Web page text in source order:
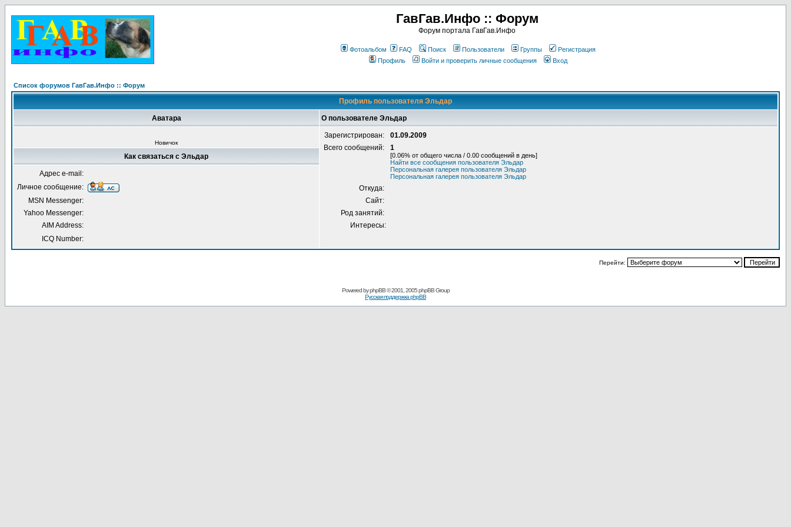
ГавГав.Инфо :: Форум
Форум портала ГавГав.Инфо
Фотоальбом FAQ Поиск Пользователи Группы
Регистрация
Профиль
Войти и проверить личные сообщения Вход
Список форумов ГавГав.Инфо :: Форум
Профиль пользователя Эльдар
Аватара О пользователе Эльдар
Новичок
Зарегистрирован:
01.09.2009
Всего сообщений:
1
[0.06% от общего числа / 0.00 сообщений в день]
Найти все сообщения пользователя Эльдар
Персональная галерея пользователя Эльдар
Персональная галерея пользователя Эльдар
Откуда:
Сайт:
Род занятий:
Интересы:
Как связаться с Эльдар
Адрес e-mail:
Личное сообщение:
MSN Messenger:
Yahoo Messenger:
AIM Address:
ICQ Number:
Перейти:
Powered byphpBB© 2001, 2005 phpBB Group
Русская поддержка phpBB